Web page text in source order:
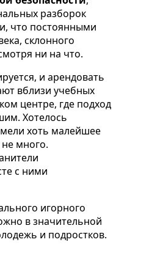
разборок
что постоянными
склонного
ни на что.
и арендовать
вблизи учебных
центре, где подход
Хотелось
хоть малейшее
не много.
с ними
игорного
в значительной
и подростков.